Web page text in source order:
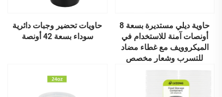
حاويات تحضير وجبات دائرية
سوداء بسعة 42 أونصة
حاوية ديلي مستديرة بسعة 8
أونصات آمنة للاستخدام في
الميكروويف مع غطاء مضاد
للتسرب وشعار مخصص